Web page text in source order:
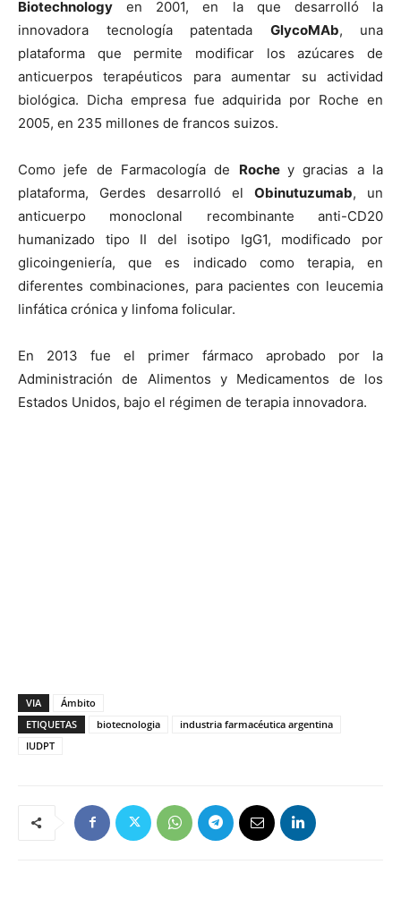
Biotechnology en 2001, en la que desarrolló la
innovadora tecnología patentada GlycoMAb, una
plataforma que permite modificar los azúcares de
anticuerpos terapéuticos para aumentar su actividad
biológica. Dicha empresa fue adquirida por Roche en
2005, en 235 millones de francos suizos.
Como jefe de Farmacología de Rochey gracias a la
plataforma, Gerdes desarrolló el Obinutuzumab, un
anticuerpo monoclonal recombinante anti-CD20
humanizado tipo II del isotipo IgG1, modificado por
glicoingeniería, que es indicado como terapia, en
diferentes combinaciones, para pacientes con leucemia
linfática crónica y linfoma folicular.
En 2013 fue el primer fármaco aprobado por la
Administración de Alimentos y Medicamentos de los
Estados Unidos, bajo el régimen de terapia innovadora.
VIA
Ámbito
ETIQUETAS
biotecnologia
industria farmacéutica argentina
IUDPT